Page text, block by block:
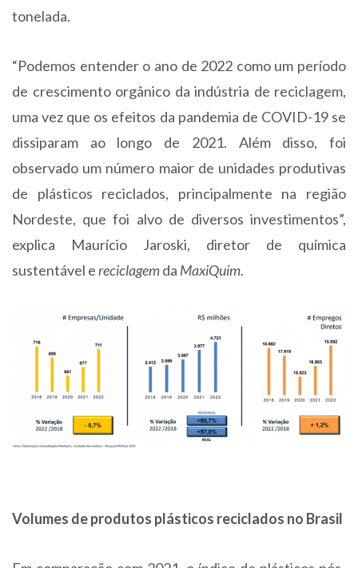
tonelada.
“Podemos entender o ano de 2022 como um período
de crescimento orgânico da indústria de reciclagem,
uma vez que os efeitos da pandemia de COVID-19 se
dissiparam ao longo de 2021. Além disso, foi
observado um número maior de unidades produtivas
de plásticos reciclados, principalmente na região
Nordeste, que foi alvo de diversos investimentos”,
explica Maurício Jaroski, diretor de química
sustentável ereciclagemda MaxiQuim.
Volumes de produtos plásticos reciclados no Brasil